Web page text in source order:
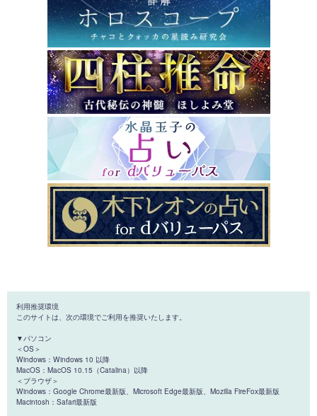
利用推奨環境
このサイトは、次の環境でご利用を推奨いたします。
▼パソコン
＜OS＞
Windows：Windows 10 以降
MacOS：MacOS 10.15（Catalina）以降
＜ブラウザ＞
Windows：Google Chrome最新版、Microsoft Edge最新版、Mozilla FireFox最新版
Macintosh：Safari最新版